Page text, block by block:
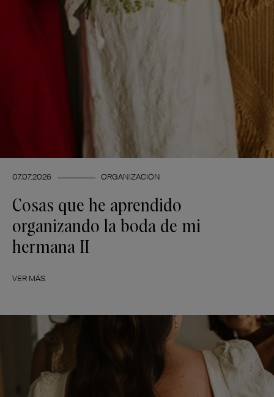
07.07.2026 ORGANIZACIÓN
Cosas que he aprendido
organizando la boda de mi
hermana II
VER MÁS